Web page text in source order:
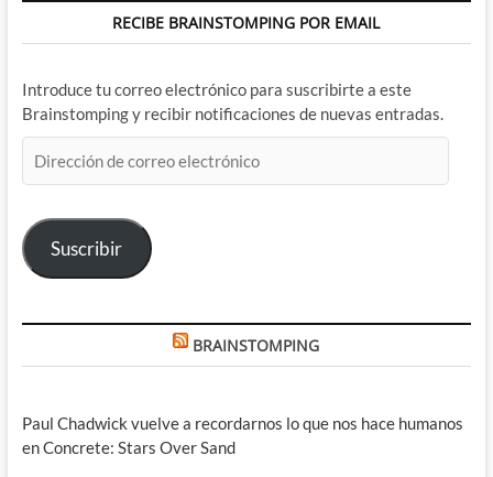
RECIBE BRAINSTOMPING POR EMAIL
Introduce tu correo electrónico para suscribirte a este
Brainstomping y recibir notificaciones de nuevas entradas.
de
electrónico
Suscribir
BRAINSTOMPING
Paul Chadwick vuelve a recordarnos lo que nos hace humanos
en Concrete: Stars Over Sand